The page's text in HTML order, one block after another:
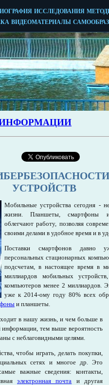
УСТРОЙСТВ
Мобильные устройства сегодня -
жизни. Планшеты, смартфоны
облегчают работу, позволяя
своими делами в удобное время и в
Поставки смартфонов давно
персональных стационарных
подсчетам, в настоящее время в
миллиардов мобильных
компьютеров менее 2 миллиардов.
уже к 2014-ому году 80% всех
и планшеты.
в нашу жизнь, и чем больше в
информации, тем выше вероятность
с неблаговидными целями.
чтобы играть, делать покупки,
сетях и многое др. Это
важные сведения: контакты,
электронная почта и другая